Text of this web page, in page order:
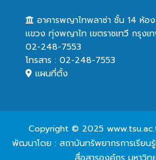
อาคารพญาไทพลาซ่า ชั้น 14 ห้
แขวง ทุ่งพญาไท เขตราชเทวี กรุง
02-248-7553
โทรสาร : 02-248-7553
แผนที่ตั้ง
Copyright © 2025
พัฒนาโดย : สถาบันทรัพยากรการเรียน